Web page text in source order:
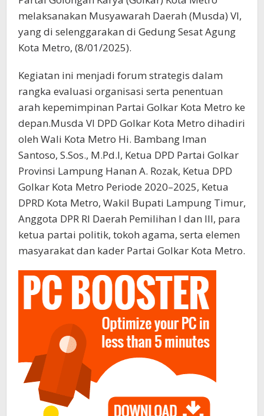
melaksanakan Musyawarah Daerah (Musda) VI,
yang di selenggarakan di Gedung Sesat Agung
Kota Metro, (8/01/2025).
Kegiatan ini menjadi forum strategis dalam
rangka evaluasi organisasi serta penentuan
arah kepemimpinan Partai Golkar Kota Metro ke
depan.Musda VI DPD Golkar Kota Metro dihadiri
oleh Wali Kota Metro Hi. Bambang Iman
Santoso, S.Sos., M.Pd.I, Ketua DPD Partai Golkar
Provinsi Lampung Hanan A. Rozak, Ketua DPD
Golkar Kota Metro Periode 2020–2025, Ketua
DPRD Kota Metro, Wakil Bupati Lampung Timur,
Anggota DPR RI Daerah Pemilihan I dan III, para
ketua partai politik, tokoh agama, serta elemen
masyarakat dan kader Partai Golkar Kota Metro.